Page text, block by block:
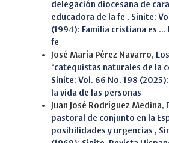
delegación diocesana de
educadora de la fe , Sinite:
(1994): Familia cristiana es ...
fe
José María Pérez Navarro,
“catequistas naturales de la
Sinite: Vol. 66 No. 198
la vida de las personas
Juan José Rodríguez Medina,
pastoral de conjunto en la
posibilidades y urgencias ,